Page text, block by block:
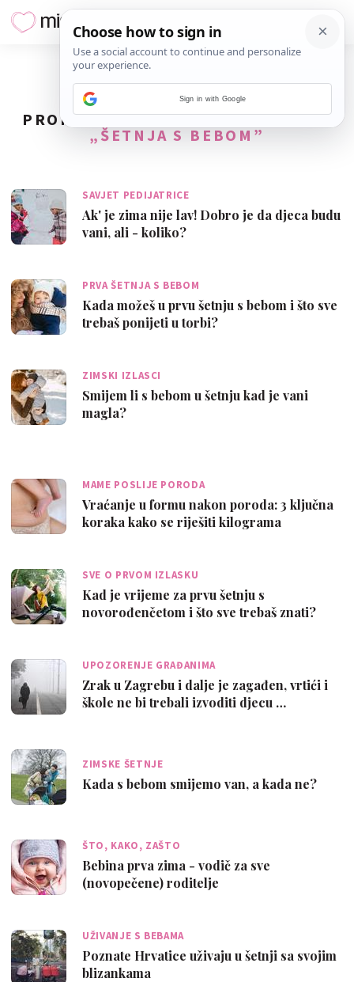
PRONAĐENO25REZULTATA ZA TAG
„ŠETNJA S BEBOM”
SAVJET PEDIJATRICE
Ak' je zima nije lav! Dobro je da djeca budu
vani, ali - koliko?
PRVA ŠETNJA S BEBOM
Kada možeš u prvu šetnju s bebom i što sve
trebaš ponijeti u torbi?
ZIMSKI IZLASCI
Smijem li s bebom u šetnju kad je vani
magla?
MAME POSLIJE PORODA
Vraćanje u formu nakon poroda: 3 ključna
koraka kako se riješiti kilograma
SVE O PRVOM IZLASKU
Kad je vrijeme za prvu šetnju s
novorođenčetom i što sve trebaš znati?
UPOZORENJE GRAĐANIMA
Zrak u Zagrebu i dalje je zagađen, vrtići i
škole ne bi trebali izvoditi djecu …
ZIMSKE ŠETNJE
Kada s bebom smijemo van, a kada ne?
ŠTO, KAKO, ZAŠTO
Bebina prva zima - vodič za sve
(novopečene) roditelje
UŽIVANJE S BEBAMA
Poznate Hrvatice uživaju u šetnji sa svojim
blizankama
Sign in with Google